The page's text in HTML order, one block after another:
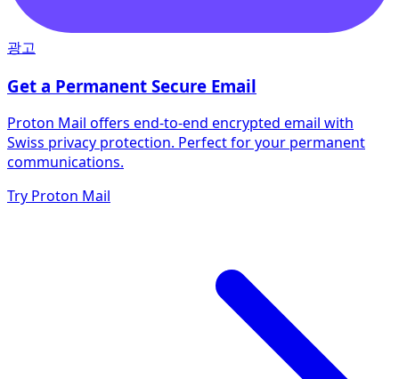
광고
Get a Permanent Secure Email
Proton Mail offers end-to-end encrypted email with
Swiss privacy protection. Perfect for your permanent
communications.
Try Proton Mail